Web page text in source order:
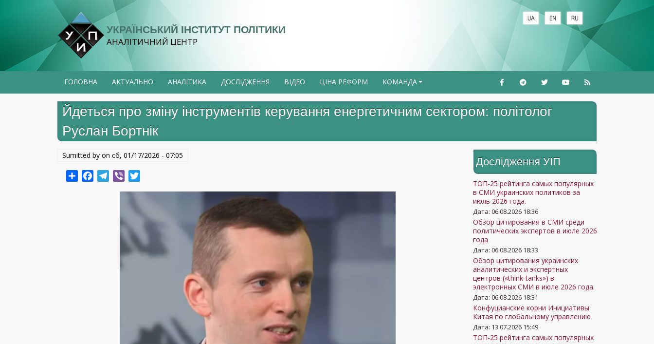
УКРАЇНСЬКИЙ ІНСТИТУТ ПОЛІТИКИ
АНАЛІТИЧНИЙ ЦЕНТР
ГОЛОВНА АКТУАЛЬНО АНАЛІТИКА ДОСЛІДЖЕННЯ ВІДЕО ЦІНА РЕФОРМ +
КОМАНДА
Йдеться про зміну інструментів керування енергетичним сектором: політолог
Руслан Бортнік
Sumitted by on сб, 01/17/2026 - 07:05
ShareFacebookTelegram
Viber
Дослідження УIП
ТОП-25 рейтинга самых популярных
в СМИ украинских политиков за
июль 2026 года.
Дата: 06.08.2026 18:36
Обзор цитирования в СМИ среди
политических экспертов в июле 2026
года
Дата: 06.08.2026 18:33
Обзор цитирования украинских
аналитических и экспертных
центров («think-tanks») в
электронных СМИ в июле 2026 года.
Дата: 06.08.2026 18:31
Конфуцианские корни Инициативы
Китая по глобальному управлению
Дата: 13.07.2026 15:49
ТОП-25 рейтинга самых популярных